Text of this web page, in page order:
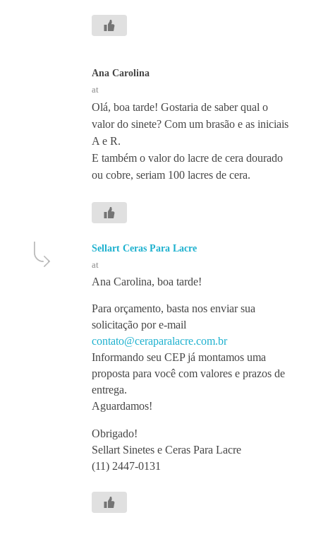
Ana Carolina
at
Olá, boa tarde! Gostaria de saber qual o
valor do sinete? Com um brasão e as iniciais
A e R.
E também o valor do lacre de cera dourado
ou cobre, seriam 100 lacres de cera.
Sellart Ceras Para Lacre
at
Ana Carolina, boa tarde!
Para orçamento, basta nos enviar sua
solicitação por e-mail
contato@ceraparalacre.com.br
Informando seu CEP já montamos uma
proposta para você com valores e prazos de
entrega.
Aguardamos!
Obrigado!
Sellart Sinetes e Ceras Para Lacre
(11) 2447-0131